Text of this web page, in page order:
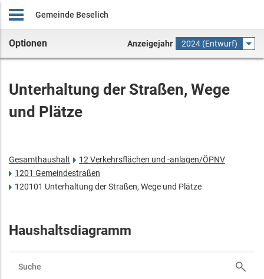
Gemeinde Beselich
Optionen Anzeigejahr 2024 (Entwurf)
Unterhaltung der Straßen, Wege
und Plätze
Gesamthaushalt
12 Verkehrsflächen und -anlagen/ÖPNV
1201 Gemeindestraßen
120101 Unterhaltung der Straßen, Wege und Plätze
Haushaltsdiagramm